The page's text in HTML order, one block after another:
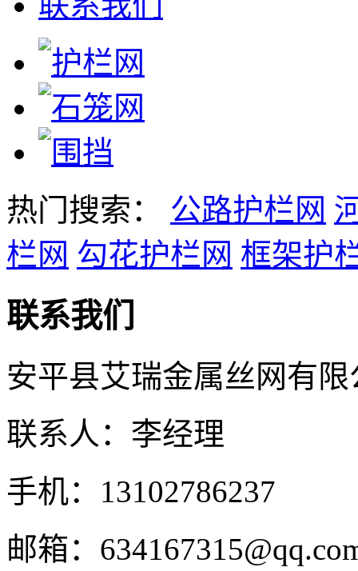
热门搜索： 公路护栏网
栏网 勾花护栏网 框架护
联系我们
安平县艾瑞金属丝网有限
联系人：李经理
手机：13102786237
邮箱：